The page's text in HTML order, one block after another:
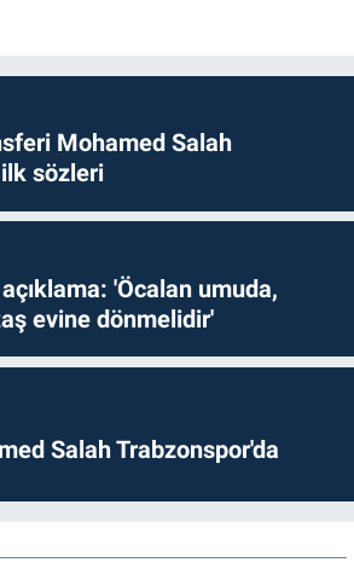
Mohamed Salah
ilk sözleri
'Öcalan umuda,
evine dönmelidir'
Salah Trabzonspor'da